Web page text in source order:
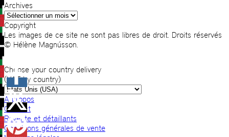
Archives
Archives
Copyright
Les images de ce site ne sont pas libres de droit. Droits réservés
© Hélène Magnússon.
Choose your country delivery
(VAT by country)
A propos
Contact
Revente et détaillants
Conditions générales de vente